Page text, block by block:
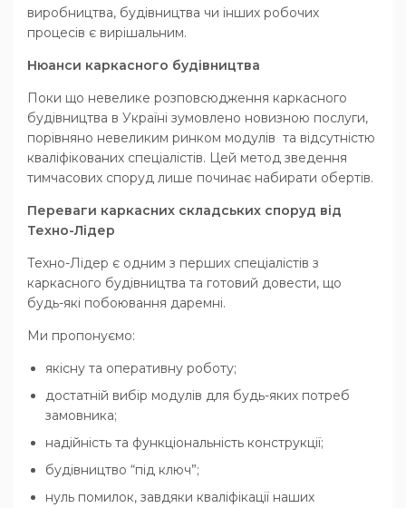
виробництва, будівництва чи інших робочих
процесів є вирішальним.
Нюанси каркасного будівництва
Поки що невелике розповсюдження каркасного
будівництва в Україні зумовлено новизною послуги,
порівняно невеликим ринком модулів та відсутністю
кваліфікованих спеціалістів. Цей метод зведення
тимчасових споруд лише починає набирати обертів.
Переваги каркасних складських споруд від
Техно-Лідер
Техно-Лідер є одним з перших спеціалістів з
каркасного будівництва та готовий довести, що
будь-які побоювання даремні.
Ми пропонуємо:
якісну та оперативну роботу;
достатній вибір модулів для будь-яких потреб
замовника;
надійність та функціональність конструкції;
будівництво “під ключ”;
нуль помилок, завдяки кваліфікації наших